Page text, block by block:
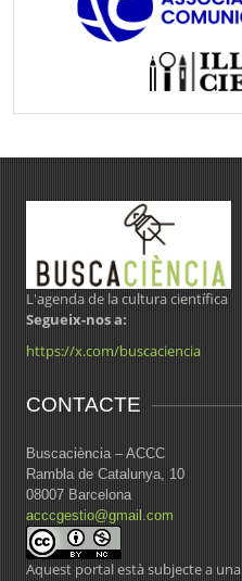
L'agenda de la cultura científica
Segueix-nos a:
https://x.com/buscaciencia
CONTACTE
Buscaciència – ACCC
Rambla de Catalunya, 10
08007 Barcelona
acccgestio@gmail.com
Aquest portal està subjecte a una